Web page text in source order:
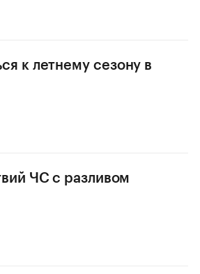
к летнему сезону в
ЧС с разливом